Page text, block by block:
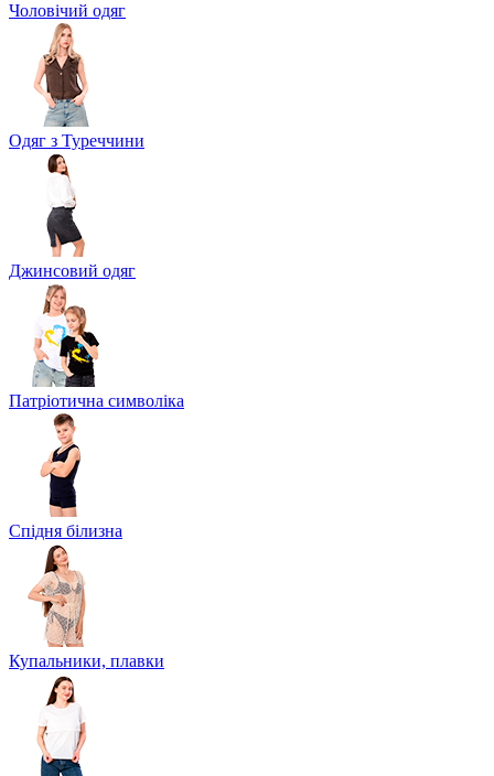
Чоловічий одяг
Одяг з Туреччини
Джинсовий одяг
Патріотична символіка
Спідня білизна
Купальники, плавки